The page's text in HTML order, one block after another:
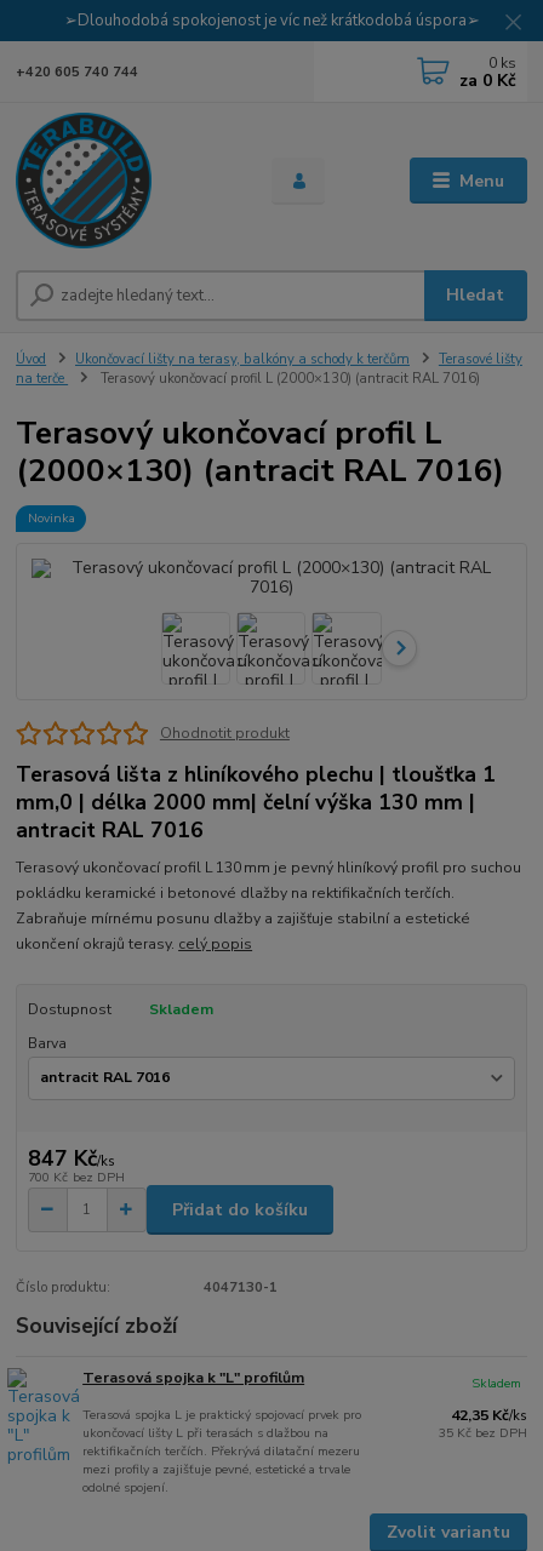
➢Dlouhodobá spokojenost je víc než krátkodobá úspora➢
Menu
Hledat
+420 605 740 744 0 ks
za 0 Kč
Úvod Ukončovací lišty na terasy, balkóny a schody k terčům
Terasové lišty
na terče
Terasový ukončovací profil L (2000×130) (antracit RAL 7016)
Terasový ukončovací profil L
(2000×130) (antracit RAL 7016)
Novinka
Ohodnotit produkt
Terasová lišta z hliníkového plechu | tloušťka 1
mm,0 | délka 2000 mm| čelní výška 130 mm |
antracit RAL 7016
Terasový ukončovací profil L 130 mm je pevný hliníkový profil pro suchou
pokládku keramické i betonové dlažby na rektifikačních terčích.
Zabraňuje mírnému posunu dlažby a zajišťuje stabilní a estetické
ukončení okrajů terasy. celý popis
Dostupnost
Skladem
Barva
847 Kč/ks
700 Kč bez DPH
Přidat do košíku
Číslo produktu: 4047130-1
Související zboží
Terasová spojka k "L" profilům
Terasová spojka L je praktický spojovací prvek pro
ukončovací lišty L při terasách s dlažbou na
rektifikačních terčích. Překrývá dilatační mezeru
mezi profily a zajišťuje pevné, estetické a trvale
odolné spojení.
42,35 Kč/ks
35 Kč bez DPH
Skladem
Zvolit variantu